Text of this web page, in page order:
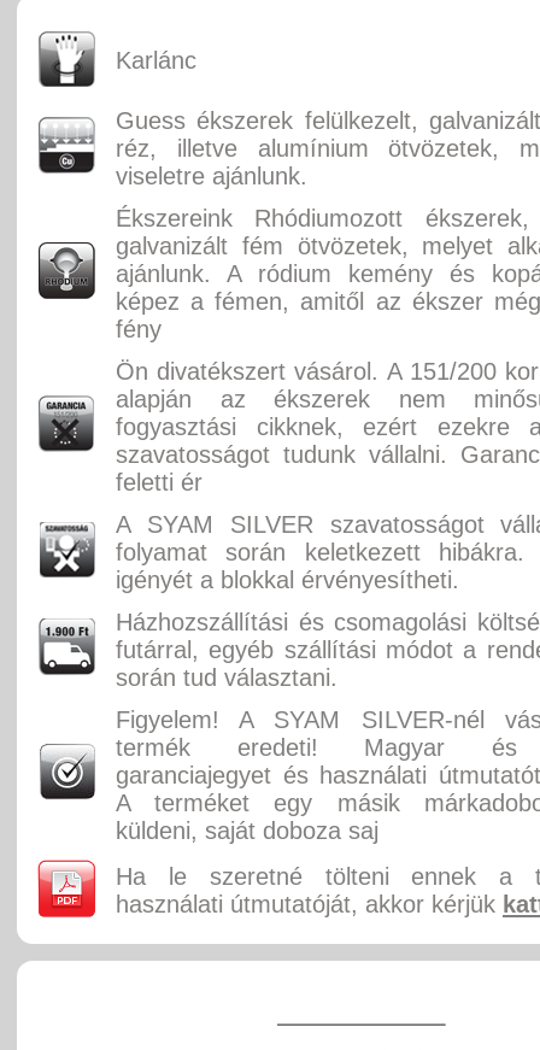
Karlánc
Guess ékszerek felülkezelt,
réz, illetve alumínium ötvözetek,
viseletre ajánlunk.
Ékszereink Rhódiumozott
galvanizált fém ötvözetek, melyet
ajánlunk. A ródium kemény és
képez a fémen, amitől az ékszer
fény
Ön divatékszert vásárol. A 151/200
alapján az ékszerek nem
fogyasztási cikknek, ezért ezekre
szavatosságot tudunk vállalni.
feletti ér
A SYAM SILVER szavatosságot
folyamat során keletkezett hibákra.
igényét a blokkal érvényesítheti.
Házhozszállítási és csomagolási
futárral, egyéb szállítási módot a
során tud választani.
Figyelem! A SYAM SILVER-nél
termék eredeti! Magyar és
garanciajegyet és használati
A terméket egy másik
küldeni, saját doboza saj
Ha le szeretné tölteni ennek a
használati útmutatóját, akkor kérjük